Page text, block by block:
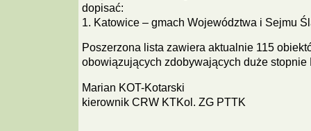
dopisać:
1. Katowice – gmach Województwa i Sejmu
Poszerzona lista zawiera aktualnie 115
obowiązujących zdobywających duże stopnie
Marian KOT-Kotarski
kierownik CRW KTKol. ZG PTTK